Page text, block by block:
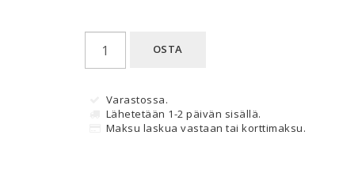
OSTA
Varastossa.
Lähetetään 1-2 päivän sisällä.
Maksu laskua vastaan tai korttimaksu.